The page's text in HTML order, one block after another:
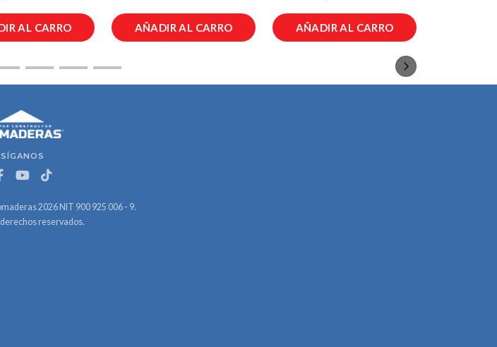
AL CARRO AÑADIR AL CARRO AÑADIR AL CARRO
SÍGANOS
2026 NIT 900 925 006 - 9.
reservados.